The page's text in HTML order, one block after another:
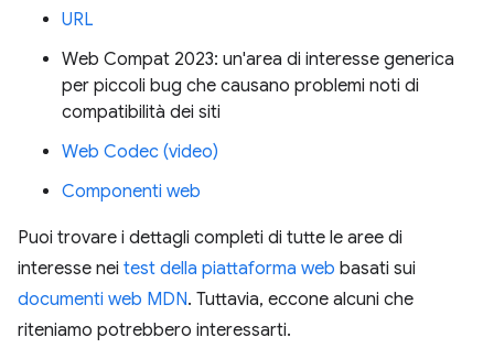
URL
Web Compat 2023: un'area di interesse generica
per piccoli bug che causano problemi noti di
compatibilità dei siti
Web Codec (video)
Componenti web
Puoi trovare i dettagli completi di tutte le aree di
interesse nei test della piattaforma web basati sui
documenti web MDN. Tuttavia, eccone alcuni che
riteniamo potrebbero interessarti.